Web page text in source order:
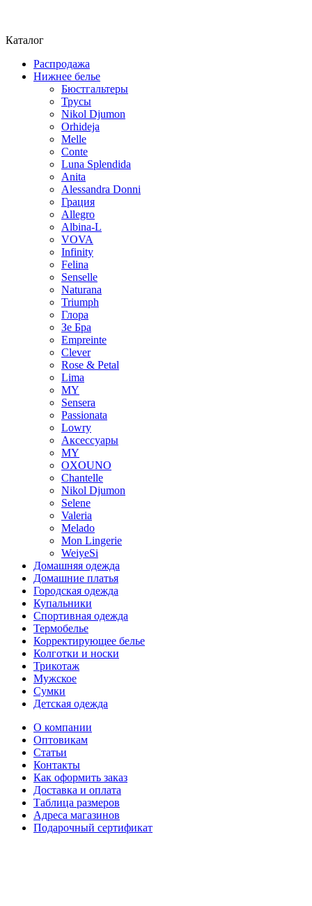
Каталог
Распродажа
Нижнее белье
Бюстгальтеры
Трусы
Nikol Djumon
Orhideja
Melle
Conte
Luna Splendida
Anita
Alessandra Donni
Грация
Allegro
Albina-L
VOVA
Infinity
Felina
Senselle
Naturana
Triumph
Глора
Зе Бра
Empreinte
Clever
Rose & Petal
Lima
MY
Sensera
Passionata
Lowry
Аксессуары
MY
OXOUNO
Chantelle
Nikol Djumon
Selene
Valeria
Melado
Mon Lingerie
WeiyeSi
Домашняя одежда
Домашние платья
Городская одежда
Купальники
Спортивная одежда
Термобелье
Корректирующее белье
Колготки и носки
Трикотаж
Мужское
Сумки
Детская одежда
О компании
Оптовикам
Статьи
Контакты
Как оформить заказ
Доставка и оплата
Таблица размеров
Адреса магазинов
Подарочный сертификат